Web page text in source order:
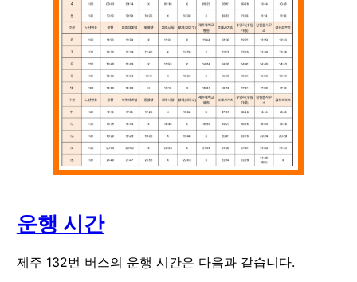
운행 시간
제주 132번 버스의 운행 시간은 다음과 같습니다.